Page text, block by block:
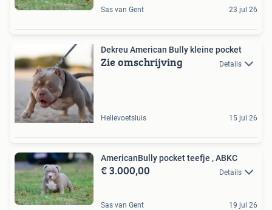
Sas van Gent 23 jul 26
Dekreu American Bully kleine pocket
Zie omschrijving Details
Hellevoetsluis 15 jul 26
AmericanBully pocket teefje , ABKC
€ 3.000,00 Details
Sas van Gent 19 jul 26